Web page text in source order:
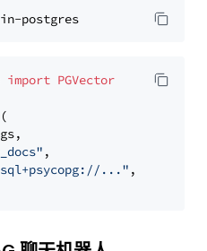
import PGVector
,
..." ,